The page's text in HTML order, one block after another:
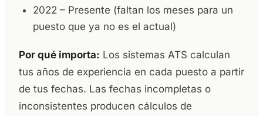
2022 – Presente (faltan los meses para un
puesto que ya no es el actual)
Por qué importa: Los sistemas ATS calculan
tus años de experiencia en cada puesto a partir
de tus fechas. Las fechas incompletas o
inconsistentes producen cálculos de